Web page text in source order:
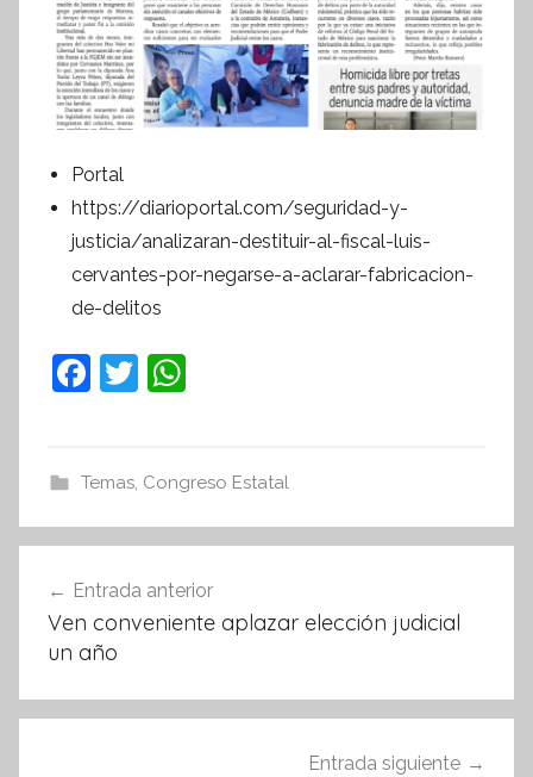
Portal
https://diarioportal.com/seguridad-y-
justicia/analizaran-destituir-al-fiscal-luis-
cervantes-por-negarse-a-aclarar-fabricacion-
de-delitos
F
e
b
o
k
T
er s
A
p
Temas, Congreso Estatal
de
entradas
Entrada anterior
Ven conveniente aplazar elección judicial
un año
Entrada siguiente